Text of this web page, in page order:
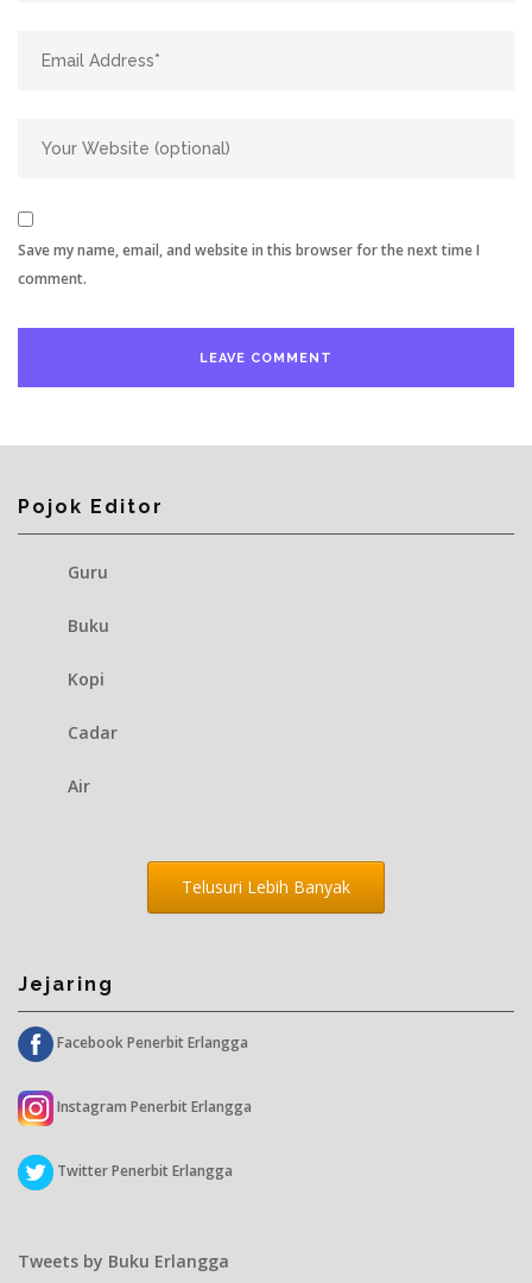
Save my name, email, and website in this browser for the next time I
comment.
Pojok Editor
Guru
Buku
Kopi
Cadar
Air
Telusuri Lebih Banyak
Jejaring
Facebook Penerbit Erlangga
Instagram Penerbit Erlangga
Twitter Penerbit Erlangga
Tweets by Buku Erlangga